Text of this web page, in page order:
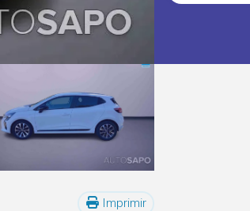
Imprimir